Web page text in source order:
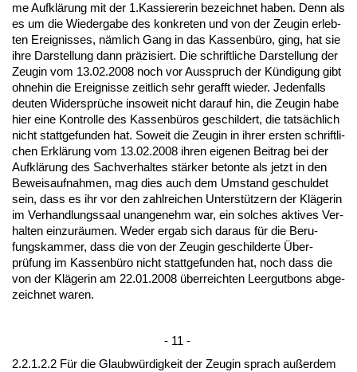
me Aufklärung mit der 1.Kas­sie­re­rin be­zeich­net ha­ben. Denn als
es um die Wie­der­ga­be des kon­kre­ten und von der Zeu­gin er­leb­
ten Er­eig­nis­ses, nämlich Gang in das Kas­senbüro, ging, hat sie
ih­re Dar­stel­lung dann präzi­siert. Die schrift­li­che Dar­stel­lung der
Zeu­gin vom 13.02.2008 noch vor Aus­spruch der Kündi­gung gibt
oh­ne­hin die Er­eig­nis­se zeit­lich sehr ge­rafft wie­der. Je­den­falls
deu­ten Wi­dersprüche in­so­weit nicht dar­auf hin, die Zeu­gin ha­be
hier ei­ne Kon­trol­le des Kas­senbüros ge­schil­dert, die tatsächlich
nicht statt­ge­fun­den hat. So­weit die Zeu­gin in ih­rer ers­ten schrift­li­
chen Erklärung vom 13.02.2008 ih­ren ei­ge­nen Bei­trag bei der
Aufklärung des Sach­ver­hal­tes stärker be­ton­te als jetzt in den
Be­weis­auf­nah­men, mag dies auch dem Um­stand ge­schul­det
sein, dass es ihr vor den zahl­rei­chen Un­terstützern der Kläge­rin
im Ver­hand­lungs­saal un­an­ge­nehm war, ein sol­ches ak­ti­ves Ver­
hal­ten ein­zuräum­en. We­der er­gab sich dar­aus für die Be­ru­
fungs­kam­mer, dass die von der Zeu­gin ge­schil­der­te Über­
prüfung im Kas­senbüro nicht statt­ge­fun­den hat, noch dass die
von der Kläge­rin am 22.01.2008 über­reich­ten Leer­gut­bons ab­ge­
zeich­net wa­ren.
- 11 -
2.2.1.2.2 Für die Glaubwürdig­keit der Zeu­gin sprach außer­dem